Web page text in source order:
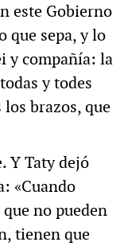
este Gobierno
que sepa, y lo
y compañía: la
y todes
los brazos, que
Y Taty dejó
«Cuando
no pueden
tienen que